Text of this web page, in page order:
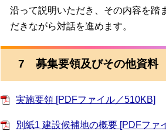
沿って説明いただき、その内容を踏
だきながら対話を進めます。
7 募集要領及びその他資料
実施要領 [PDFファイル／510KB]
別紙1 建設候補地の概要 [PDFファ